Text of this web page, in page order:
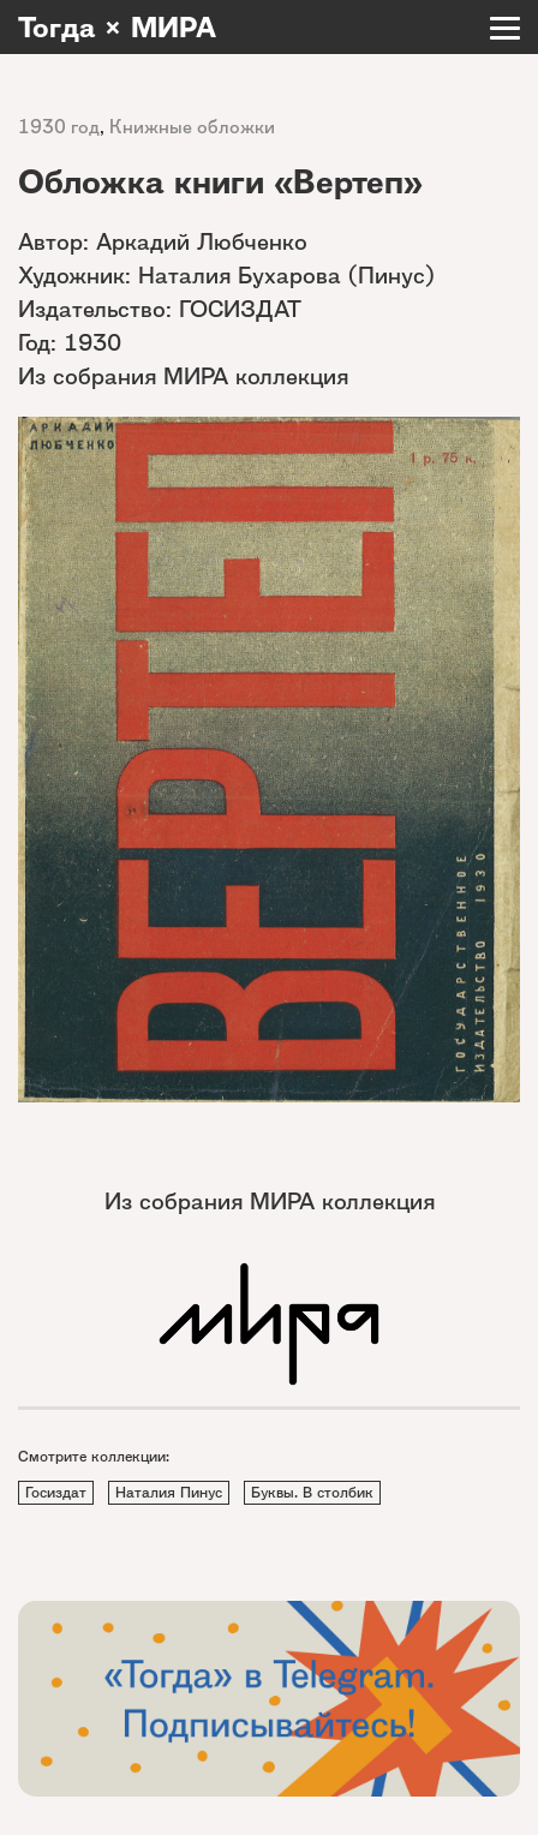
Тогда × МИРА
1930 год, Книжные обложки
Обложка книги «Вертеп»
Автор: Аркадий Любченко
Художник: Наталия Бухарова (Пинус)
Издательство: ГОСИЗДАТ
Год: 1930
Из собрания МИРА коллекция
Из собрания МИРА коллекция
Смотрите коллекции:
Госиздат
Наталия Пинус Буквы. В столбик